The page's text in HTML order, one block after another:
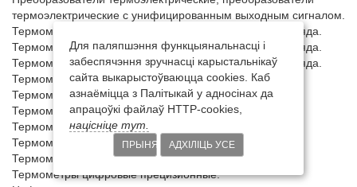
Для паляпшэння функцыянальнасці і
забеспячэння зручнасці карыстальнікаў
сайта выкарыстоўваюцца cookies. Каб
азнаёміцца з Палітыкай у адносінах да
апрацоўкі файлаў HTTP-cookies,
націсніце тут.
ПРЫНЯЦЬАДХІЛІЦЬ УСЕ